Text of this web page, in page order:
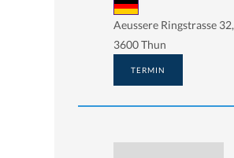
Aeussere Ringstrasse 32,
3600 Thun
TERMIN